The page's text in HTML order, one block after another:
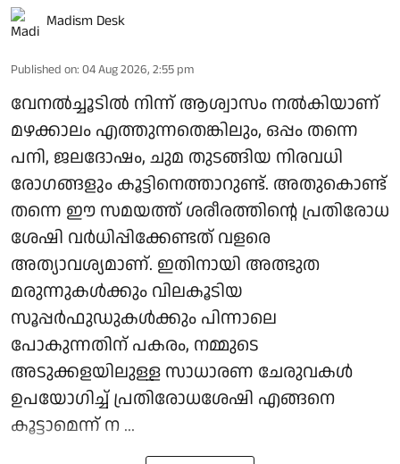
Madism Desk
Published on: 04 Aug 2026, 2:55 pm
വേനൽച്ചൂടിൽ നിന്ന് ആശ്വാസം നൽകിയാണ്
മഴക്കാലം എത്തുന്നതെങ്കിലും, ഒപ്പം തന്നെ
പനി, ജലദോഷം, ചുമ തുടങ്ങിയ നിരവധി
രോഗങ്ങളും കൂട്ടിനെത്താറുണ്ട്. അതുകൊണ്ട്
തന്നെ ഈ സമയത്ത് ശരീരത്തിന്റെ പ്രതിരോധ
ശേഷി വർധിപ്പിക്കേണ്ടത് വളരെ
അത്യാവശ്യമാണ്. ഇതിനായി അത്ഭുത
മരുന്നുകൾക്കും വിലകൂടിയ
സൂപ്പർഫുഡുകൾക്കും പിന്നാലെ
പോകുന്നതിന് പകരം, നമ്മുടെ
അടുക്കളയിലുള്ള സാധാരണ ചേരുവകൾ
ഉപയോഗിച്ച് പ്രതിരോധശേഷി എങ്ങനെ
കൂട്ടാമെന്ന് ന ...